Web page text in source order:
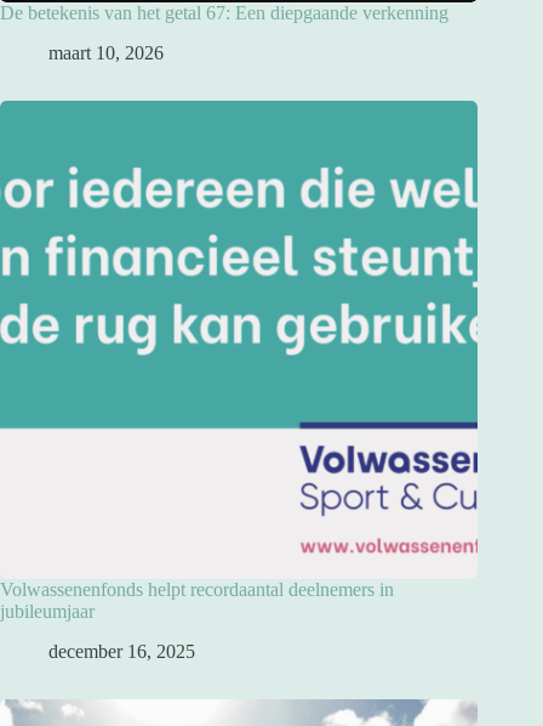
De betekenis van het getal 67: Een diepgaande verkenning
maart 10, 2026
Volwassenenfonds helpt recordaantal deelnemers in
jubileumjaar
december 16, 2025